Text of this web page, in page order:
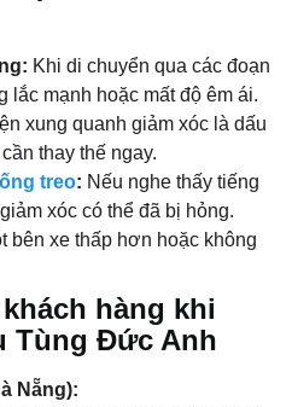
Khi di chuyển qua các đoạn
lắc mạnh hoặc mất độ êm ái.
xung quanh giảm xóc là dấu
thay thế ngay.
treo: Nếu nghe thấy tiếng
xóc có thể đã bị hỏng.
bên xe thấp hơn hoặc không
hàng khi
Tùng Đức Anh
Nẵng):